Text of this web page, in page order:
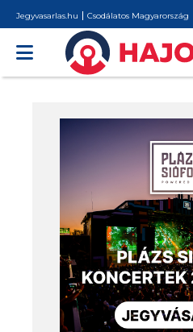
Jegyvasarlas.hu Csodálatos Magyarország